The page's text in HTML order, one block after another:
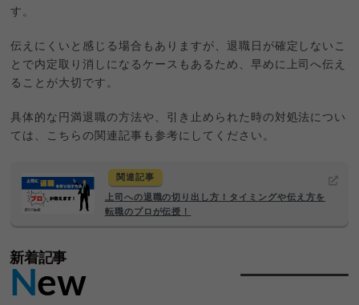
す。
伝えにくいと感じる場合もありますが、退職日が確定しないこ
とで内定取り消しになるケースもあるため、早めに上司へ伝え
ることが大切です。
具体的な円満退職の方法や、引き止められた時の対処法につい
ては、こちらの関連記事も参考にしてください。
関連記事
上司への退職の切り出し方！タイミングや伝え方を
転職のプロが伝授！
新着記事
New